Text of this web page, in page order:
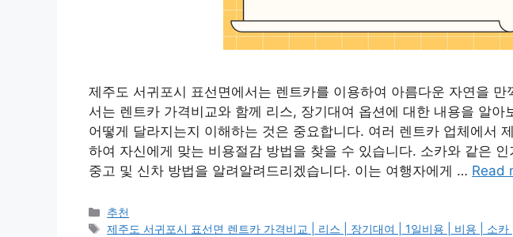
제주도 서귀포시 표선면에서는 렌트카를 이용하여 아름다운 자연을 만
서는 렌트카 가격비교와 함께 리스, 장기대여 옵션에 대한 내용을 알아
어떻게 달라지는지 이해하는 것은 중요합니다. 여러 렌트카 업체에서
하여 자신에게 맞는 비용절감 방법을 찾을 수 있습니다. 소카와 같은
중고 및 신차 방법을 알려알려드리겠습니다. 이는 여행자에게 … Read
카
테
추천
태
제주도 서귀포시 표선면 렌트카 가격비교 | 리스 | 장기대여 | 1일비용 | 비용 | 소